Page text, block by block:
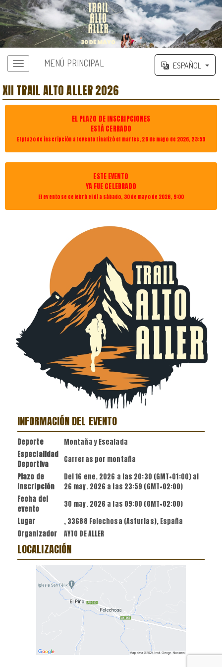
MENÚ PRINCIPAL ESPAÑOL
XII TRAIL ALTO ALLER 2026
EL PLAZO DE INSCRIPCIONES
ESTÁ CERRADO
El plazo de inscripción al evento finalizó el martes, 26 de mayo de 2026, 23:59
ESTE EVENTO
YA FUE CELEBRADO
El evento se celebró el día sábado, 30 de mayo de 2026, 9:00
INFORMACIÓN DEL EVENTO
Deporte
Montaña y Escalada
Especialidad
Deportiva
Carreras por montaña
Plazo de
inscripción
Del16 ene. 2026 a las 20:30 (GMT+01:00)al
26 may. 2026 a las 23:59 (GMT+02:00)
Fecha del
evento
30 may. 2026 a las 09:00 (GMT+02:00)
Lugar
, 33688 Felechosa (Asturias), España
Organizador
AYTO DE ALLER
LOCALIZACIÓN